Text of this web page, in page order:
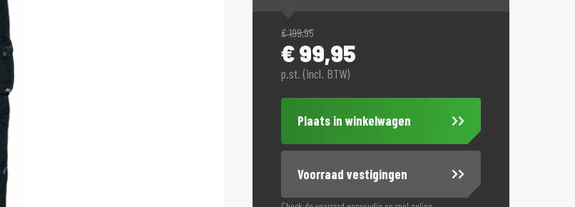
€199,95
€99,95
p.st. (incl. BTW)
Plaats in winkelwagen
Voorraad vestigingen